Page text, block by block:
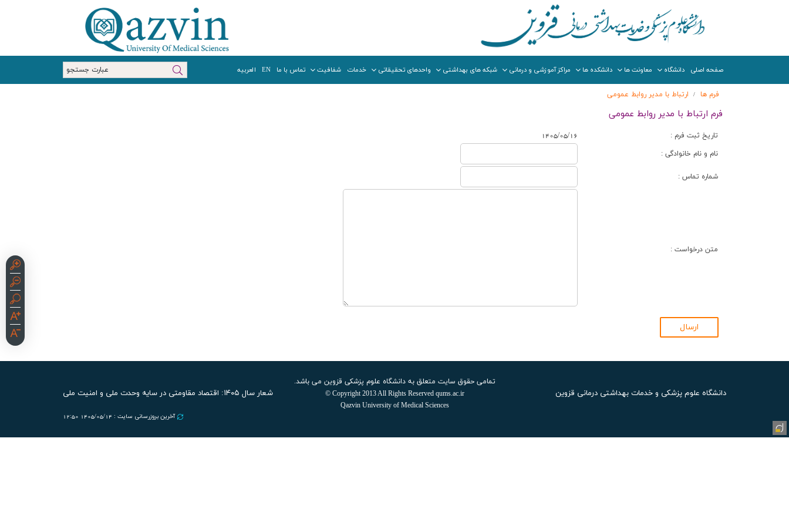
صفحه اصلی دانشگاه معاونت ها دانشکده ها مراکز آموزشی و درمانی شبکه های بهداشتی واحدهای تحقیقاتی خدمات شفافیت تماس با ما EN العربیه
فرم ها / ارتباط با مدیر روابط عمومی
فرم ارتباط با مدیر روابط عمومی
تاریخ ثبت فرم :
1405/05/16
نام و نام خانوادگی :
شماره تماس :
متن درخواست :
ارسال
دانشگاه علوم پزشکی و خدمات بهداشتی درمانی قزوین
تمامی حقوق سایت متعلق به دانشگاه علوم پزشکی قزوین می باشد.
Copyright 2013 All Rights Reserved qums.ac.ir ©
Qazvin University of Medical Sciences
شعار سال ۱۴۰۵: اقتصاد مقاومتی در سایه وحدت ملی و امنیت ملی
آخرین بروزرسانی سایت : 1405/05/14 12:50